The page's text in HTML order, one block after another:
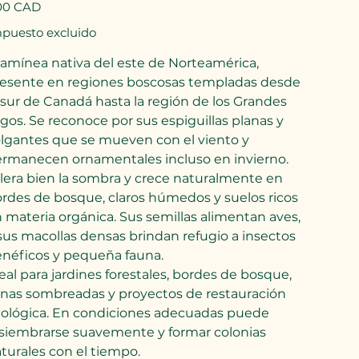
CAD
excluido
nativa del este de Norteamérica,
en regiones boscosas templadas desde
de Canadá hasta la región de los Grandes
Se reconoce por sus espiguillas planas y
que se mueven con el viento y
ornamentales incluso en invierno.
bien la sombra y crece naturalmente en
de bosque, claros húmedos y suelos ricos
materia orgánica. Sus semillas alimentan aves,
macollas densas brindan refugio a insectos
y pequeña fauna.
para jardines forestales, bordes de bosque,
sombreadas y proyectos de restauración
En condiciones adecuadas puede
suavemente y formar colonias
con el tiempo.